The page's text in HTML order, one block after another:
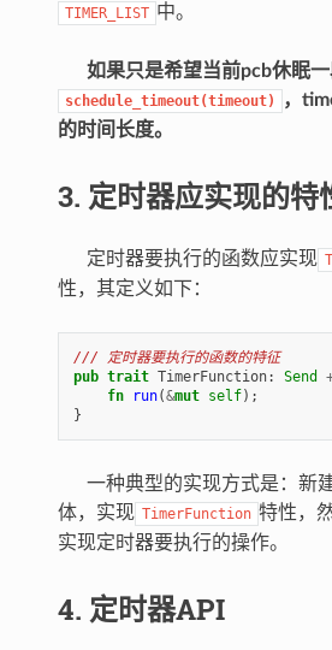
TIMER_LIST 中。
如果只是希望当前pcb休眠
schedule_timeout(timeout)
，
的时间长度。
3. 定时器应实现的特
定时器要执行的函数应实现
性，其定义如下：
/// 定时器要执行的函数的特征
pub trait TimerFunction: Send
fn
run(&mut self);
}
一种典型的实现方式是：新
体，实现 TimerFunction 特性，
实现定时器要执行的操作。
4. 定时器API